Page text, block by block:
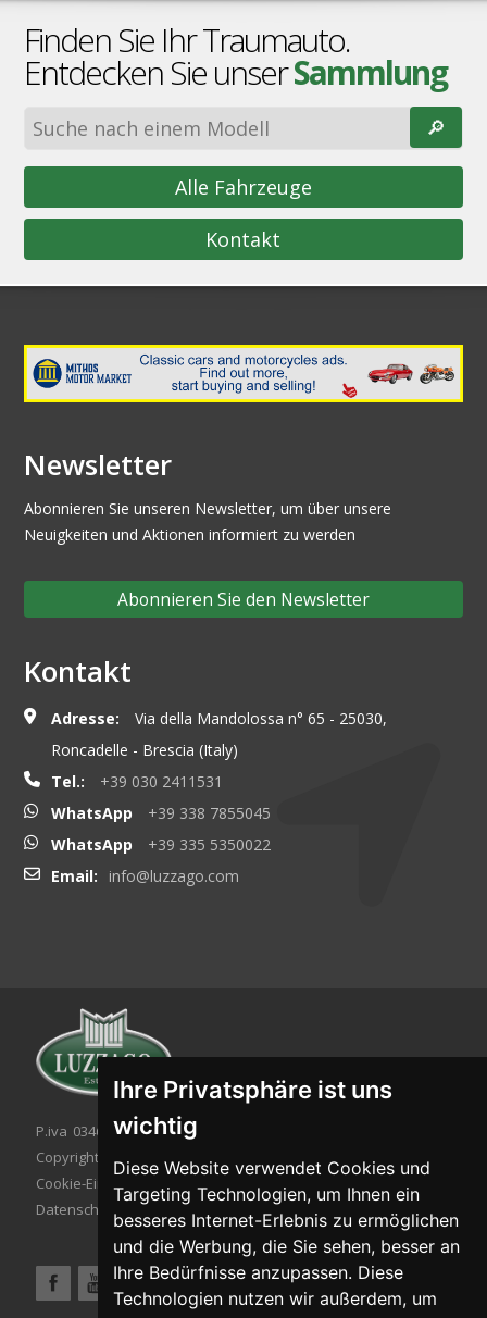
Ihre Privatsphäre ist uns
wichtig
Diese Website verwendet Cookies und
Targeting Technologien, um Ihnen ein
besseres Internet-Erlebnis zu ermöglichen
und die Werbung, die Sie sehen, besser an
Ihre Bedürfnisse anzupassen. Diese
Technologien nutzen wir außerdem, um
Finden Sie Ihr Traumauto.
Entdecken Sie unserSammlung
🔎︎
Alle Fahrzeuge
Kontakt
Newsletter
Abonnieren Sie unseren Newsletter, um über unsere
Neuigkeiten und Aktionen informiert zu werden
Abonnieren Sie den Newsletter
Kontakt
Adresse:
Via della Mandolossa n° 65 - 25030,
Roncadelle - Brescia (Italy)
Tel.:
+39 030 2411531
WhatsApp
+39 338 7855045
WhatsApp
+39 335 5350022
Email:
info@luzzago.com
P.iva 03467320986 - C.F. 03467320986
Copyright © 2026. All rights reserved.
Cookie-Einstellung
| Cookie-Politik
Datenschutzbestimmungen